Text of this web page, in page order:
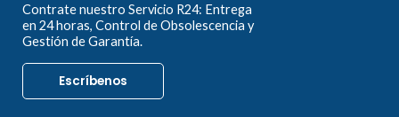
Contrate nuestro Servicio R24: Entrega
en 24 horas, Control de Obsolescencia y
Gestión de Garantía.
Escríbenos